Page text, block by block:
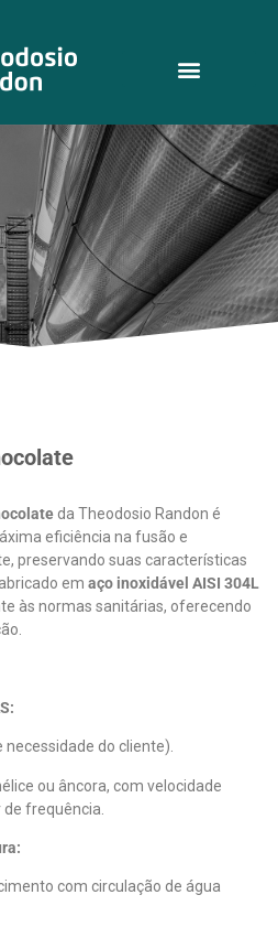
da Theodosio Randon é
eficiência na fusão e
preservando suas características
em aço inoxidável AISI 304L
às normas sanitárias, oferecendo
do cliente).
ou âncora, com velocidade
frequência.
com circulação de água